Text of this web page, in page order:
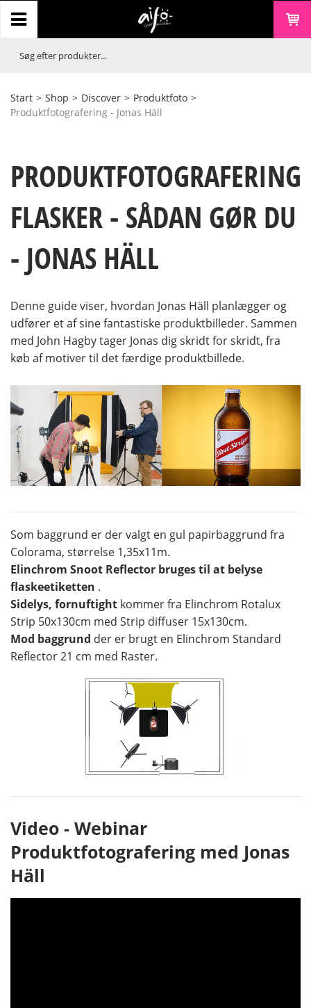
Start > Shop > Discover > Produktfoto >
Produktfotografering - Jonas Häll
PRODUKTFOTOGRAFERING
FLASKER - SÅDAN GØR DU
- JONAS HÄLL
Denne guide viser, hvordan Jonas Häll planlægger og
udfører et af sine fantastiske produktbilleder. Sammen
med John Hagby tager Jonas dig skridt for skridt, fra
køb af motiver til det færdige produktbillede.
Som baggrund er der valgt en gul papirbaggrund fra
Colorama, størrelse 1,35x11m.
Elinchrom Snoot Reflector bruges til at belyse
flaskeetiketten .
Sidelys, fornuftight kommer fra Elinchrom Rotalux
Strip 50x130cm med Strip diffuser 15x130cm.
Mod baggrund der er brugt en Elinchrom Standard
Reflector 21 cm med Raster.
Video - Webinar
Produktfotografering med Jonas
Häll